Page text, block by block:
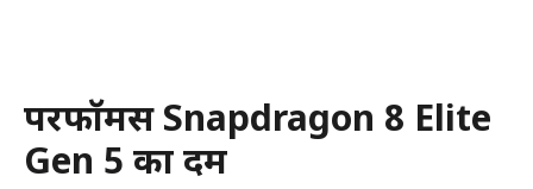
परफॉर्मेंस Snapdragon 8 Elite
Gen 5 का दम